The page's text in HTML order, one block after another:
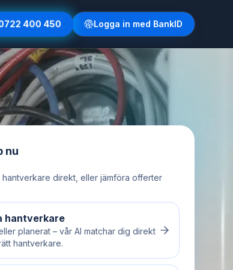
400 450 Logga in med BankID
nu
direkt, eller jämföra offerter
hantverkare
planerat – vår AI matchar dig direkt
hantverkare.